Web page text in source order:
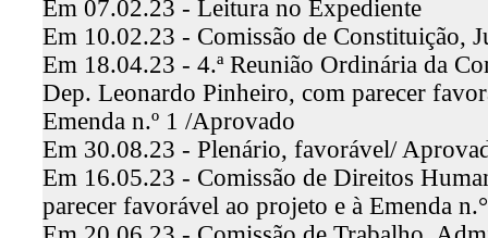
Em 07.02.23 - Leitura no Expediente
Em 10.02.23 - Comissão de Constituição,
Em 18.04.23 - 4.ª Reunião Ordinária da
Dep. Leonardo Pinheiro, com parecer
Emenda n.º 1 /Aprovado
Em 30.08.23 - Plenário, favorável/
Em 16.05.23 - Comissão de Direitos
parecer favorável ao projeto e à Emenda